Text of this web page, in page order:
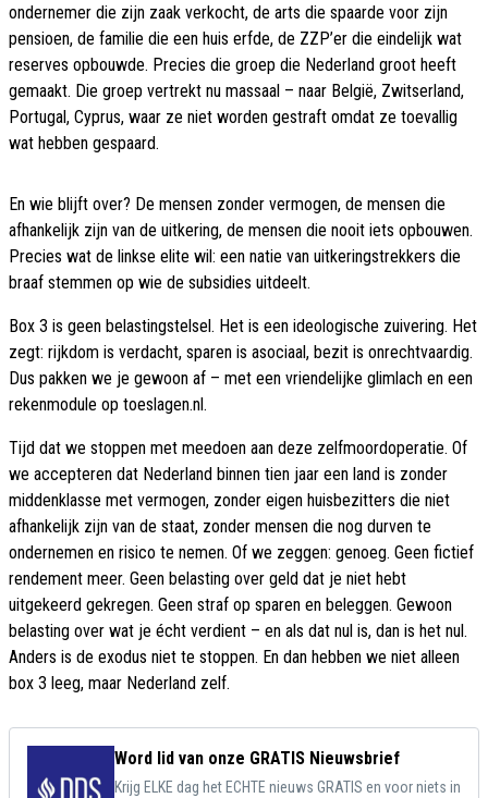
ondernemer die zijn zaak verkocht, de arts die spaarde voor zijn
pensioen, de familie die een huis erfde, de ZZP’er die eindelijk wat
reserves opbouwde. Precies die groep die Nederland groot heeft
gemaakt. Die groep vertrekt nu massaal – naar België, Zwitserland,
Portugal, Cyprus, waar ze niet worden gestraft omdat ze toevallig
wat hebben gespaard.
En wie blijft over? De mensen zonder vermogen, de mensen die
afhankelijk zijn van de uitkering, de mensen die nooit iets opbouwen.
Precies wat de linkse elite wil: een natie van uitkeringstrekkers die
braaf stemmen op wie de subsidies uitdeelt.
Box 3 is geen belastingstelsel. Het is een ideologische zuivering. Het
zegt: rijkdom is verdacht, sparen is asociaal, bezit is onrechtvaardig.
Dus pakken we je gewoon af – met een vriendelijke glimlach en een
rekenmodule op toeslagen.nl.
Tijd dat we stoppen met meedoen aan deze zelfmoordoperatie. Of
we accepteren dat Nederland binnen tien jaar een land is zonder
middenklasse met vermogen, zonder eigen huisbezitters die niet
afhankelijk zijn van de staat, zonder mensen die nog durven te
ondernemen en risico te nemen. Of we zeggen: genoeg. Geen fictief
rendement meer. Geen belasting over geld dat je niet hebt
uitgekeerd gekregen. Geen straf op sparen en beleggen. Gewoon
belasting over wat je écht verdient – en als dat nul is, dan is het nul.
Anders is de exodus niet te stoppen. En dan hebben we niet alleen
box 3 leeg, maar Nederland zelf.
Word lid van onze GRATIS Nieuwsbrief
Krijg ELKE dag het ECHTE nieuws GRATIS en voor niets in